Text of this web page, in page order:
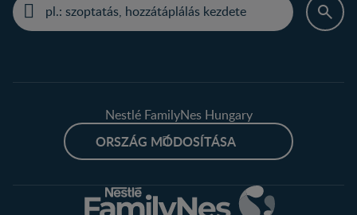
Nestlé FamilyNes Hungary
ORSZÁG MÓDOSÍTÁSA